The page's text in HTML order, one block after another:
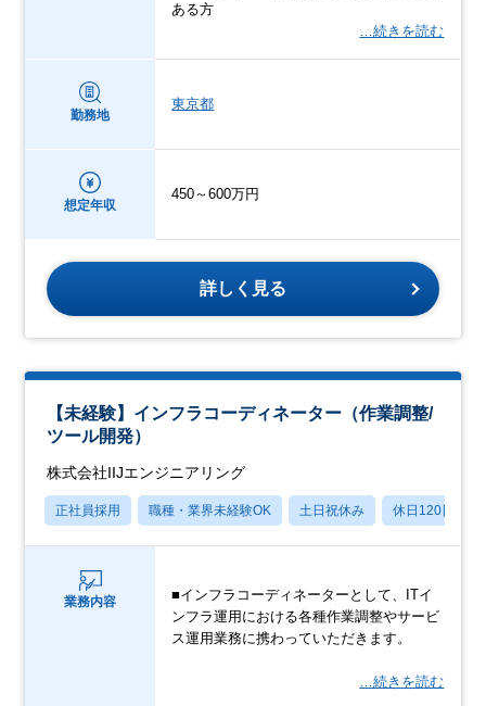
ある方
…続きを読む
勤務地
東京都
想定年収
450～600万円
詳しく見る
【未経験】インフラコーディネーター（作業調整/
ツール開発）
株式会社IIJエンジニアリング
正社員採用 職種・業界未経験OK 土日祝休み 休日120日以上
業務内容
■インフラコーディネーターとして、ITイ
ンフラ運用における各種作業調整やサービ
ス運用業務に携わっていただきます。
…続きを読む